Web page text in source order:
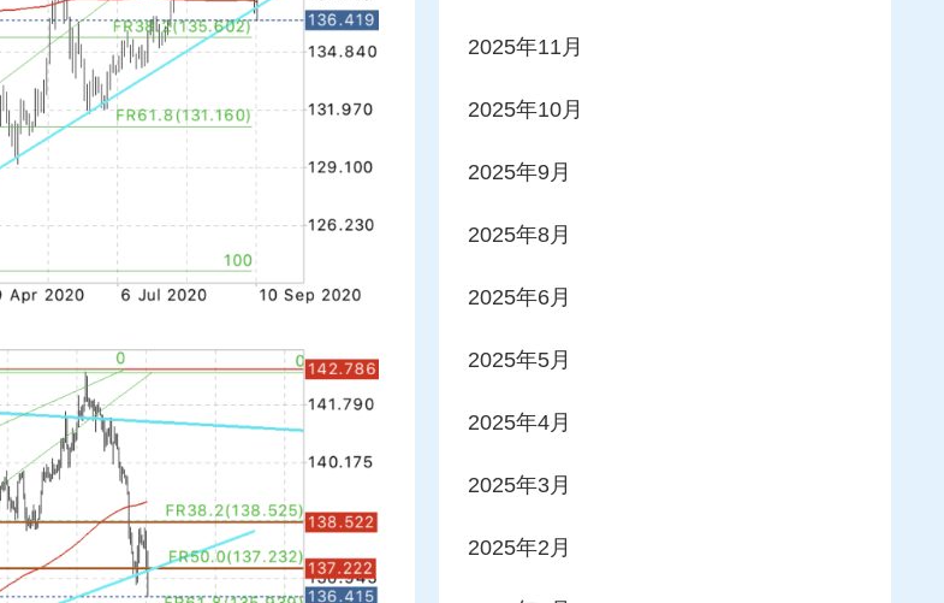
2025年11月
2025年10月
2025年9月
2025年8月
2025年6月
2025年5月
2025年4月
2025年3月
2025年2月